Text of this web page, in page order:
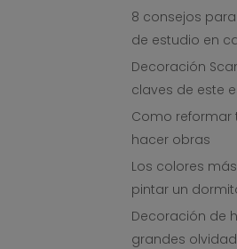
8 consejos
de estudio en
Decoración
claves de este
Como reformar
hacer obras
Los colores
pintar un
Decoración de
grandes